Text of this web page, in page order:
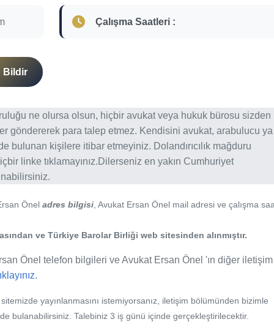
Çalışma Saatleri :
Bildir
ne olursa olsun, hiçbir avukat veya hukuk bürosu sizden
göndererek para talep etmez. Kendisini avukat, arabulucu
bulunan kişilere itibar etmeyiniz. Dolandırıcılık mağduru
linke tıklamayınız.Dilerseniz en yakın Cumhuriyet
Önel adres bilgisi , Avukat Ersan Önel mail adresi ve çalışma
ve Türkiye Barolar Birliği web sitesinden alınmıştır.
Önel telefon bilgileri ve Avukat Ersan Önel 'ın diğer iletişim
yayınlanmasını istemiyorsanız, iletişim bölümünden bizimle
bulanabilirsiniz. Talebiniz 3 iş günü içinde gerçekleştirilecektir.